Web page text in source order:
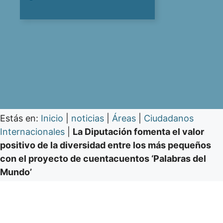
Estás en: Inicio noticias Áreas
Ciudadanos
Internacionales
La Diputación fomenta el valor
positivo de la diversidad entre los más pequeños
con el proyecto de cuentacuentos ‘Palabras del
Mundo’